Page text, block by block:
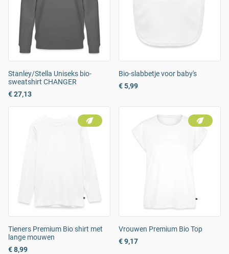
Stanley/Stella Uniseks bio-
sweatshirt CHANGER
€ 27,13
Bio-slabbetje voor baby's
€ 5,99
Tieners Premium Bio shirt met
lange mouwen
€ 8,99
Vrouwen Premium Bio Top
€ 9,17